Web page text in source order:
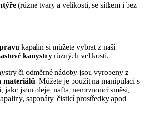
(různé tvary a velikosti, se sítkem i bez
kapalin si můžete vybrat z naší
kanystry různých velikostí.
či odměrné nádoby jsou vyrobeny z
materiálů. Můžete je použít na manipulaci s
jako jsou oleje, nafta, nemrznoucí směsi,
saponáty, čisticí prostředky apod.